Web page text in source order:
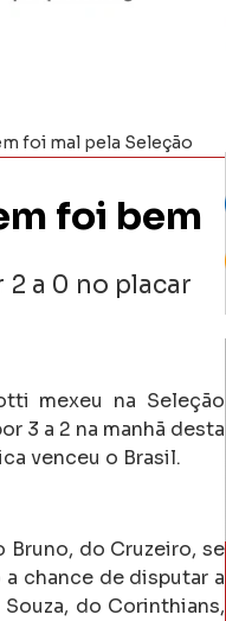
foi mal pela Seleção
foi bem
a 0 no placar
mexeu na Seleção
3 a 2 na manhã desta
venceu o Brasil.
Bruno, do Cruzeiro, se
chance de disputar a
do Corinthians,